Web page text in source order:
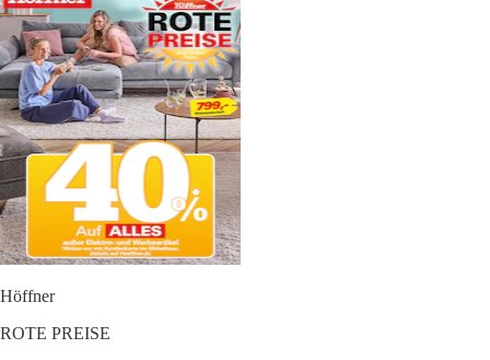
Höffner
ROTE PREISE